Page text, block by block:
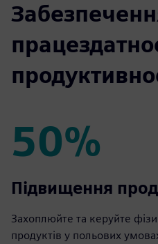
50%
50%
Підвищення
Захоплюйте та керуйте
продуктів у польових